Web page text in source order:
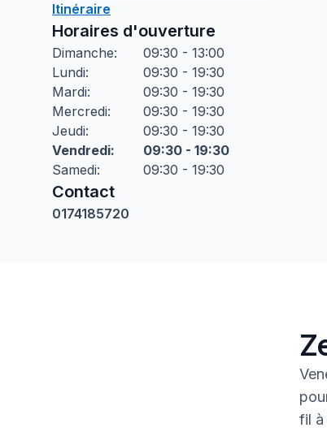
Itinéraire
Horaires d'ouverture
Dimanche:
09:30 - 13:00
Lundi:
09:30 - 19:30
Mardi:
09:30 - 19:30
Mercredi:
09:30 - 19:30
Jeudi:
09:30 - 19:30
Vendredi:
09:30 - 19:30
Samedi: 09:30 - 19:30
Contact
0174185720
fil à